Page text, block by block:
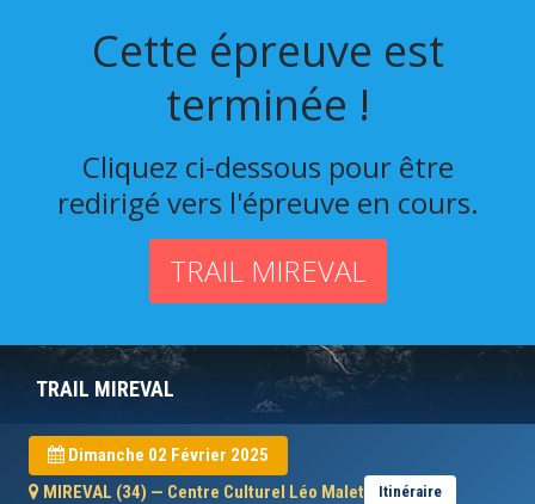
Cette épreuve est
terminée !
Cliquez ci-dessous pour être
redirigé vers l'épreuve en cours.
TRAIL MIREVAL
TRAIL MIREVAL
Dimanche 02 Février 2025
MIREVAL (34) — Centre Culturel Léo Malet
Itinéraire